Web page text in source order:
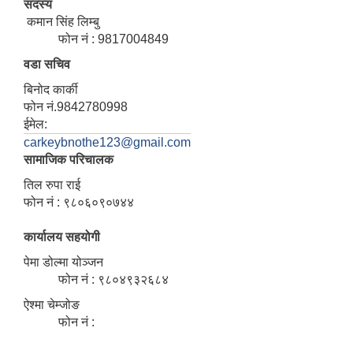
सदस्य
कमान सिंह लिम्बु
फोन नं : 9817004849
वडा सचिव
बिनोद कार्की
फोन नं.9842780998
ईमेल:
carkeybnothe123@gmail.com
सामाजिक परिचालक
तिल रुपा राई
फोन नं : ९८०६०९०७४४
कार्यालय सहयोगी
पेमा डोल्मा योञ्जन
फोन नं : ९८०४९३२६८४
ऐश्मा चेम्जोङ
फोन नं :